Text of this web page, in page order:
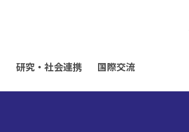
研究・社会連携 国際交流